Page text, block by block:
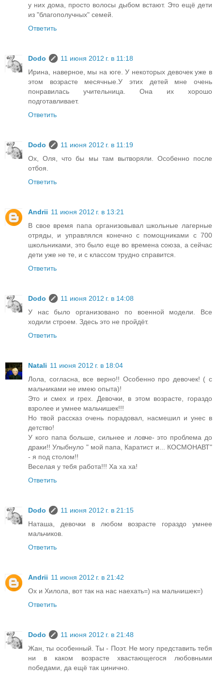
у них дома, просто волосы дыбом встают. Это ещё дети
из "благополучных" семей.
Ответить
Dodo
11 июня 2012 г. в 11:18
Ирина, наверное, мы на юге. У некоторых девочек уже в
этом возрасте месячные.У этих детей мне очень
понравилась учительница. Она их хорошо
подготавливает.
Ответить
Dodo
11 июня 2012 г. в 11:19
Ох, Оля, что бы мы там вытворяли. Особенно после
отбоя.
Ответить
Andrii 11 июня 2012 г. в 13:21
В свое время папа организовывал школьные лагерные
отряды, и управлялся конечно с помощниками с 700
школьниками, это было еще во времена союза, а сейчас
дети уже не те, и с классом трудно справится.
Ответить
Dodo
11 июня 2012 г. в 14:08
У нас было организовано по военной модели. Все
ходили строем. Здесь это не пройдёт.
Ответить
Natali 11 июня 2012 г. в 18:04
Лола, согласна, все верно!! Особенно про девочек! ( с
мальчиками не имею опыта)!
Это и смех и грех. Девочки, в этом возрасте, гораздо
взролее и умнее мальчишек!!!
Но твой рассказ очень порадовал, насмешил и унес в
детство!
У кого папа больше, сильнее и ловче- это проблема до
драки!! Улыбнуло " мой папа, Каратист и... КОСМОНАВТ"
- я под столом!!
Веселая у тебя работа!!! Ха ха ха!
Ответить
Dodo
11 июня 2012 г. в 21:15
Наташа, девочки в любом возрасте гораздо умнее
мальчиков.
Ответить
Andrii 11 июня 2012 г. в 21:42
Ох и Хилола, вот так на нас наехать=) на мальчишек=)
Ответить
Dodo
11 июня 2012 г. в 21:48
Жан, ты особенный. Ты - Поэт. Не могу представить тебя
ни в каком возрасте хвастающегося любовными
победами, да ещё так цинично.